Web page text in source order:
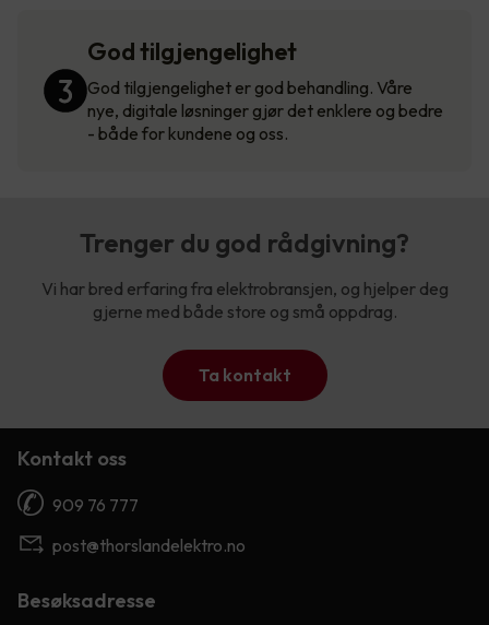
God tilgjengelighet
God tilgjengelighet er god behandling. Våre
nye, digitale løsninger gjør det enklere og bedre
- både for kundene og oss.
Trenger du god rådgivning?
Vi har bred erfaring fra elektrobransjen, og hjelper deg
gjerne med både store og små oppdrag.
Ta kontakt
Kontakt oss
909 76 777
post@thorslandelektro.no
Besøksadresse